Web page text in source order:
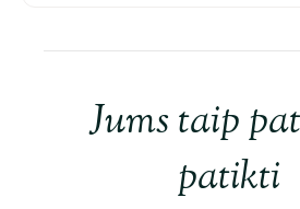
Jums taip
patikti